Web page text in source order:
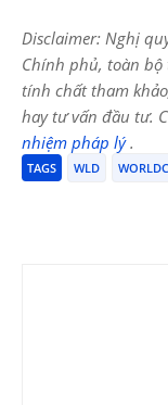
Disclaimer: Nghị
Chính phủ, toàn
tính chất tham
hay tư vấn đầu tư.
nhiệm pháp lý.
TAGS WLD